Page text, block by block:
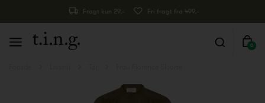
Fragt kun 29,- Fri fragt fra 499,-
0